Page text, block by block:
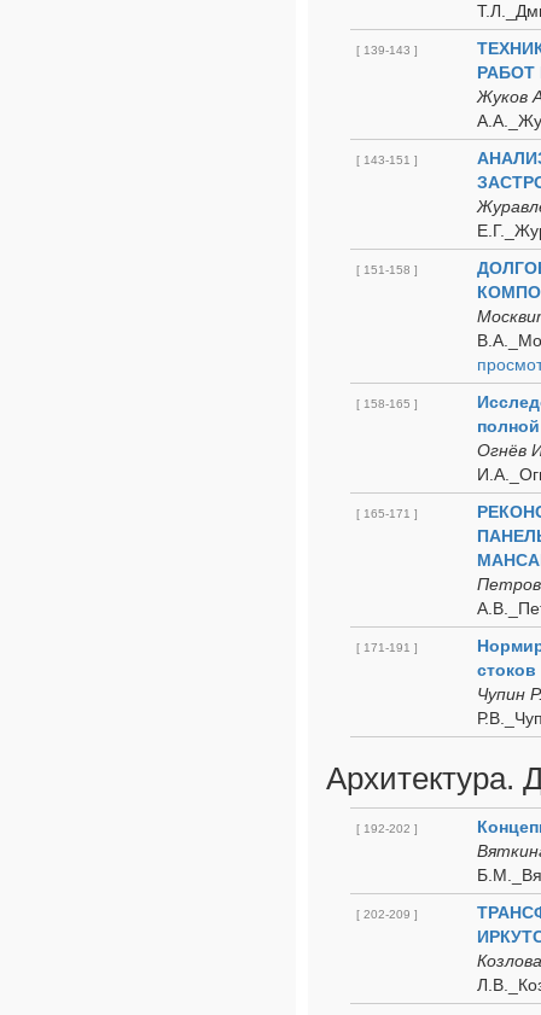
[ 139-143 ]
Жуков
[ 143-151 ]
[ 151-158 ]
[ 158-165 ]
Огнёв
[ 165-171 ]
[ 171-191 ]
стоков
Чупин
Архитектура.
[ 192-202 ]
[ 202-209 ]